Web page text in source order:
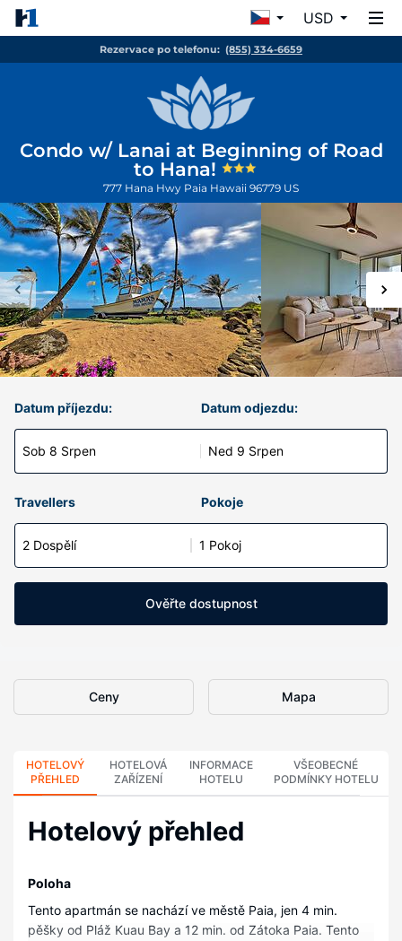
USD
Rezervace po telefonu: (855) 334-6659
Condo w/ Lanai at Beginning of Road
to Hana!
777 Hana Hwy Paia Hawaii 96779 US
Datum příjezdu:
Sob 8 Srpen
Datum odjezdu:
Ned 9 Srpen
Travellers Pokoje
2 Dospělí 1 Pokoj
Ověřte dostupnost
Ceny Mapa
HOTELOVÝ
PŘEHLED
HOTELOVÁ
ZAŘÍZENÍ
INFORMACE
HOTELU
VŠEOBECNÉ
PODMÍNKY HOTELU
Hotelový přehled
Poloha
Tento apartmán se nachází ve městě Paia, jen 4 min.
pěšky od Pláž Kuau Bay a 12 min. od Zátoka Paia. Tento